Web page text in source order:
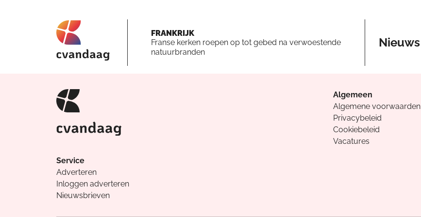
FRANKRIJK
Franse kerken roepen op tot gebed na verwoestende
natuurbranden
Nieuws
Algemeen
Algemene voorwaarden
Privacybeleid
Cookiebeleid
Vacatures
Service
Adverteren
Inloggen adverteren
Nieuwsbrieven